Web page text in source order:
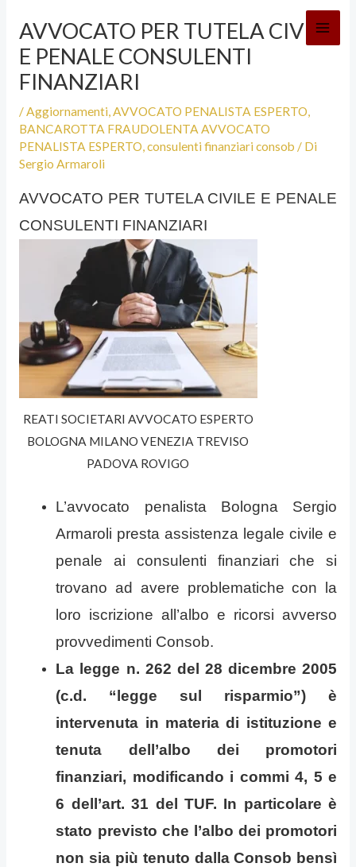
contenuto
AVVOCATO PER TUTELA CIVILE
E PENALE CONSULENTI
FINANZIARI
/Aggiornamenti,AVVOCATO PENALISTA ESPERTO,
BANCAROTTA FRAUDOLENTA AVVOCATO
PENALISTA ESPERTO,consulenti finanziari consob / Di
Sergio Armaroli
AVVOCATO PER TUTELA CIVILE E PENALE
CONSULENTI FINANZIARI
REATI SOCIETARI AVVOCATO ESPERTO
BOLOGNA MILANO VENEZIA TREVISO
PADOVA ROVIGO
L’avvocato penalista Bologna Sergio
Armaroli presta assistenza legale civile e
penale ai consulenti finanziari che si
trovano ad avere problematiche con la
loro iscrizione all’albo e ricorsi avverso
provvedimenti Consob.
La legge n. 262 del 28 dicembre 2005
(c.d. “legge sul risparmio”) è
intervenuta in materia di istituzione e
tenuta dell’albo dei promotori
finanziari, modificando i commi 4, 5 e
6 dell’art. 31 del TUF. In particolare è
stato previsto che l’albo dei promotori
non sia più tenuto dalla Consob bensì